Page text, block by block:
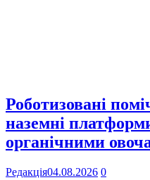
Роботизовані
наземні
органічними
Редакція04.08.2026 0